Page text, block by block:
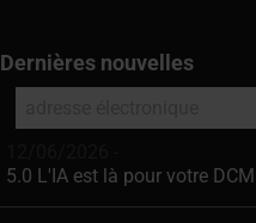
Dernières nouvelles
5.0 L'IA est là pour votre DCM